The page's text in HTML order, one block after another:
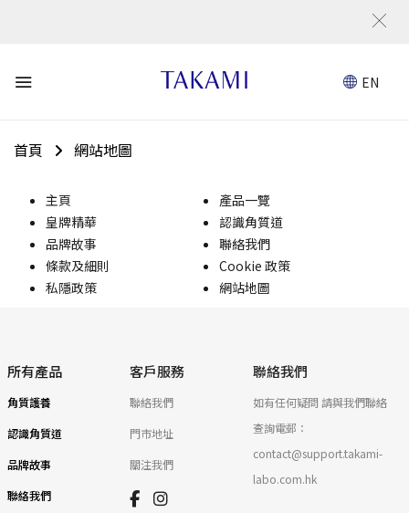
EN
首頁 網站地圖
主頁
產品一覽
皇牌精華
認識角質道
品牌故事
聯絡我們
條款及細則
Cookie 政策
私隱政策
網站地圖
所有產品
角質護養
認識角質道
品牌故事
聯絡我們
客戶服務
聯絡我們
門市地址
關注我們
聯絡我們
如有任何疑問 請與我們聯絡
查詢電郵：
contact@support.takami-
labo.com.hk